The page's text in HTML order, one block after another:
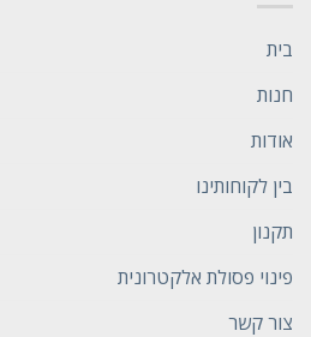
בית
חנות
אודות
בין לקוחותינו
תקנון
פינוי פסולת אלקטרונית
צור קשר